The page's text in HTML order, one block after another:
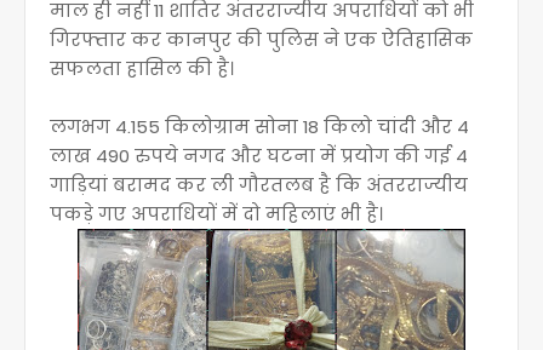
माल ही नहीं 11 शातिर अंतरराज्यीय अपराधियों को भी
गिरफ्तार कर कानपुर की पुलिस ने एक ऐतिहासिक
सफलता हासिल की है।
लगभग 4.155 किलोग्राम सोना 18 किलो चांदी और 4
लाख 490 रुपये नगद और घटना में प्रयोग की गई 4
गाड़ियां बरामद कर ली गौरतलब है कि अंतरराज्यीय
पकड़े गए अपराधियों में दो महिलाएं भी है।